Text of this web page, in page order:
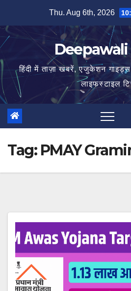
content
Thu. Aug 6th, 2026
हिंदी में ताज़ा खबरें, एजुकेशन
लाइफस्टाइल
Tag: PMAY